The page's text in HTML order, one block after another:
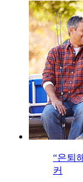
“은퇴
커